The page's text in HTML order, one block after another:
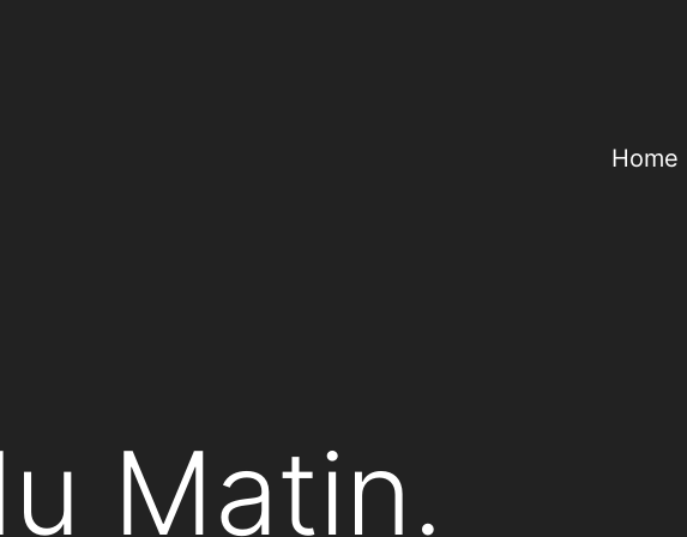
Home
Matin.